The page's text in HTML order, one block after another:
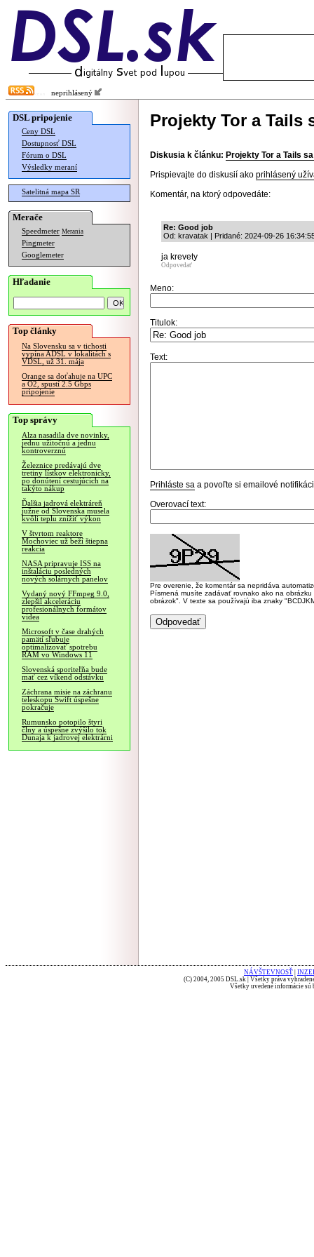
neprihlásený
DSL pripojenie
Ceny DSL
Dostupnosť DSL
Fórum o DSL
Výsledky meraní
Satelitná mapa SR
Merače
Speedmeter Merania
Pingmeter
Googlemeter
Hľadanie
Top články
Na Slovensku sa v tichosti
vypína ADSL v lokalitách s
VDSL, už 31. mája
Orange sa doťahuje na UPC
a O2, spustí 2.5 Gbps
pripojenie
Top správy
Alza nasadila dve novinky,
jednu užitočnú a jednu
kontroverznú
Železnice predávajú dve
tretiny lístkov elektronicky,
po donútení cestujúcich na
takýto nákup
Ďalšia jadrová elektráreň
južne od Slovenska musela
kvôli teplu znížiť výkon
V štvrtom reaktore
Mochoviec už beží štiepna
reakcia
NASA pripravuje ISS na
inštaláciu posledných
nových solárnych panelov
Vydaný nový FFmpeg 9.0,
zlepšil akceleráciu
profesionálnych formátov
videa
Microsoft v čase drahých
pamätí sľubuje
optimalizovať spotrebu
RAM vo Windows 11
Slovenská sporiteľňa bude
mať cez víkend odstávku
Záchrana misie na záchranu
teleskopu Swift úspešne
pokračuje
Rumunsko potopilo štyri
člny a úspešne zvýšilo tok
Dunaja k jadrovej elektrárni
Projekty Tor a Tails
Diskusia k článku: Projekty Tor a Tails
Prispievajte do diskusií ako prihlásený
Komentár, na ktorý odpovedáte:
Re: Good job
Od: kravatak | Pridané: 2024-09-26
ja krevety
Odpovedať
Meno:
Titulok:
Text:
Prihláste sa a povoľte si emailové
Overovací text:
Pre overenie, že komentár sa nepridáva
Písmená musíte zadávať rovnako ako na
obrázok". V texte sa používajú iba znaky
NÁVŠTEVNOSŤ
(C) 2004, 2005 DSL.sk | Všetky práva
Všetky uvedené informácie sú